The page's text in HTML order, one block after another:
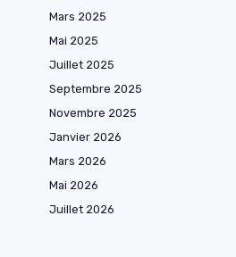
Mars 2025
Mai 2025
Juillet 2025
Septembre 2025
Novembre 2025
Janvier 2026
Mars 2026
Mai 2026
Juillet 2026